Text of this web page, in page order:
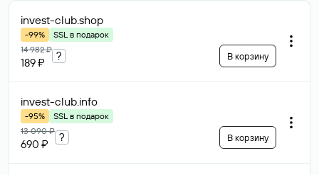
invest-club.shop
-99%
SSL в подарок
14 982 ₽
189 ₽
? В корзину
invest-club.info
-95%
SSL в подарок
13 090 ₽
690 ₽
? В корзину